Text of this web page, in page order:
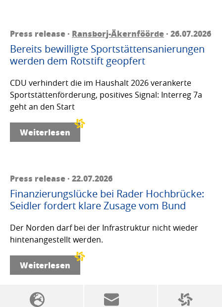
Press release · Ransborj-Äkernföörde· 26.07.2026
Bereits bewilligte Sportstättensanierungen
werden dem Rotstift geopfert
CDU verhindert die im Haushalt 2026 verankerte
Sportstättenförderung, positives Signal: Interreg 7a
geht an den Start
Weiterlesen
Press release · 22.07.2026
Finanzierungslücke bei Rader Hochbrücke:
Seidler fordert klare Zusage vom Bund
Der Norden darf bei der Infrastruktur nicht wieder
hintenangestellt werden.
Weiterlesen
SSW politics from A to Z